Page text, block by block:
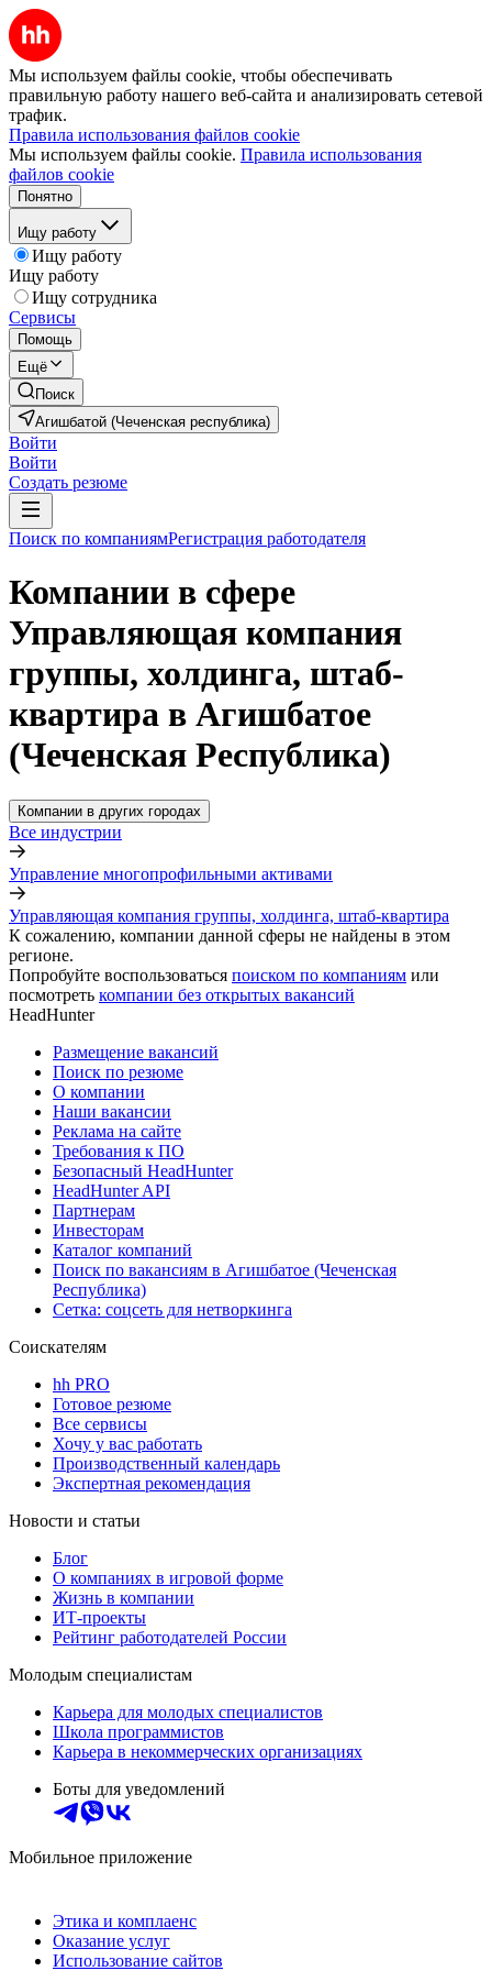
Мы используем файлы cookie, чтобы обеспечивать
правильную работу нашего веб-сайта и анализировать сетевой
трафик.
Правила использования файлов cookie
Мы используем файлы cookie. Правила использования
файлов cookie
Понятно
Ищу работу
Ищу работу
Ищу работу
Ищу сотрудника
Сервисы
Помощь
Ещё
Поиск
Агишбатой (Чеченская республика)
Войти
Войти
Создать резюме
Поиск по компаниямРегистрация работодателя
Компании в сфере
Управляющая компания
группы, холдинга, штаб-
квартира в Агишбатое
(Чеченская Республика)
Компании в других городах
Все индустрии
Управление многопрофильными активами
Управляющая компания группы, холдинга, штаб-квартира
К сожалению, компании данной сферы не найдены в этом
регионе.
Попробуйте воспользоваться поиском по компаниям или
посмотреть компании без открытых вакансий
HeadHunter
Размещение вакансий
Поиск по резюме
О компании
Наши вакансии
Реклама на сайте
Требования к ПО
Безопасный HeadHunter
HeadHunter API
Партнерам
Инвесторам
Каталог компаний
Поиск по вакансиям в Агишбатое (Чеченская
Республика)
Сетка: соцсеть для нетворкинга
Соискателям
hh PRO
Готовое резюме
Все сервисы
Хочу у вас работать
Производственный календарь
Экспертная рекомендация
Новости и статьи
Блог
О компаниях в игровой форме
Жизнь в компании
ИТ-проекты
Рейтинг работодателей России
Молодым специалистам
Карьера для молодых специалистов
Школа программистов
Карьера в некоммерческих организациях
Боты для уведомлений
Мобильное приложение
Этика и комплаенс
Оказание услуг
Использование сайтов